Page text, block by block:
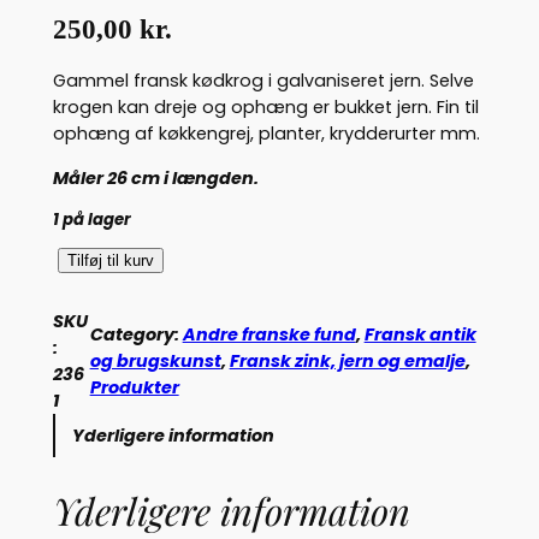
250,00 kr.
Gammel fransk kødkrog i galvaniseret jern. Selve
krogen kan dreje og ophæng er bukket jern. Fin til
ophæng af køkkengrej, planter, krydderurter mm.
Måler 26 cm i længden.
1 på lager
a
n
s
k
k
g
t
Tilføj til kurv
SKU
:
236
1
Category:Andre franske fund, Fransk antik
og brugskunst, Fransk zink, jern og emalje ,
Produkter
Yderligere information
Yderligere information